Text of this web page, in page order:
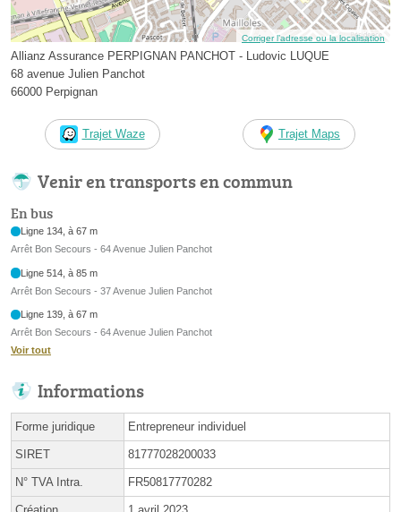
Corriger l’adresse ou la localisation
Allianz Assurance PERPIGNAN PANCHOT - Ludovic LUQUE
68 avenue Julien Panchot
66000 Perpignan
Trajet Waze Trajet Maps
Venir en transports en commun
En bus
Ligne 134, à 67 m
Arrêt Bon Secours - 64 Avenue Julien Panchot
Ligne 514, à 85 m
Arrêt Bon Secours - 37 Avenue Julien Panchot
Ligne 139, à 67 m
Arrêt Bon Secours - 64 Avenue Julien Panchot
Voir tout
Informations
Forme juridique Entrepreneur individuel
SIRET 81777028200033
N° TVA Intra. FR50817770282